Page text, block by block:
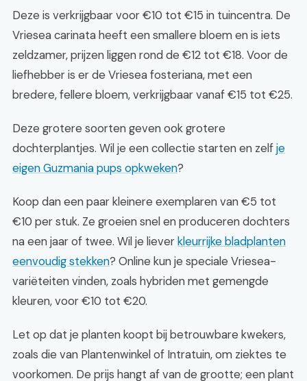
Deze is verkrijgbaar voor €10 tot €15 in tuincentra. De
Vriesea carinata heeft een smallere bloem en is iets
zeldzamer, prijzen liggen rond de €12 tot €18. Voor de
liefhebber is er de Vriesea fosteriana, met een
bredere, fellere bloem, verkrijgbaar vanaf €15 tot €25.
Deze grotere soorten geven ook grotere
dochterplantjes. Wil je een collectie starten en zelfje
eigen Guzmania pups opkweken?
Koop dan een paar kleinere exemplaren van €5 tot
€10 per stuk. Ze groeien snel en produceren dochters
na een jaar of twee. Wil je lieverkleurrijke bladplanten
eenvoudig stekken? Online kun je speciale Vriesea-
variëteiten vinden, zoals hybriden met gemengde
kleuren, voor €10 tot €20.
Let op dat je planten koopt bij betrouwbare kwekers,
zoals die van Plantenwinkel of Intratuin, om ziektes te
voorkomen. De prijs hangt af van de grootte; een plant